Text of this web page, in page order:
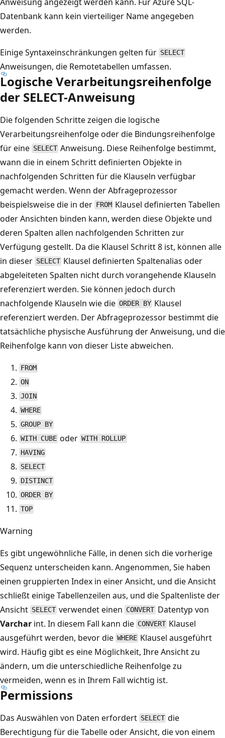
Datenbank kann kein vierteiliger Name angegeben
werden.
Einige Syntaxeinschränkungen gelten für SELECT
Anweisungen, die Remotetabellen umfassen.
Logische Verarbeitungsreihenfolge
der SELECT-Anweisung
Die folgenden Schritte zeigen die logische
Verarbeitungsreihenfolge oder die Bindungsreihenfolge
für eine SELECT Anweisung. Diese Reihenfolge bestimmt,
wann die in einem Schritt definierten Objekte in
nachfolgenden Schritten für die Klauseln verfügbar
gemacht werden. Wenn der Abfrageprozessor
beispielsweise die in der FROM Klausel definierten Tabellen
oder Ansichten binden kann, werden diese Objekte und
deren Spalten allen nachfolgenden Schritten zur
Verfügung gestellt. Da die Klausel Schritt 8 ist, können alle
in dieser SELECT Klausel definierten Spaltenalias oder
abgeleiteten Spalten nicht durch vorangehende Klauseln
referenziert werden. Sie können jedoch durch
nachfolgende Klauseln wie die ORDER BY Klausel
referenziert werden. Der Abfrageprozessor bestimmt die
tatsächliche physische Ausführung der Anweisung, und die
Reihenfolge kann von dieser Liste abweichen.
FROM
ON
JOIN
WHERE
GROUP BY
WITH CUBE oder WITH ROLLUP
HAVING
SELECT
DISTINCT
ORDER BY
TOP
Warning
Es gibt ungewöhnliche Fälle, in denen sich die vorherige
Sequenz unterscheiden kann. Angenommen, Sie haben
einen gruppierten Index in einer Ansicht, und die Ansicht
schließt einige Tabellenzeilen aus, und die Spaltenliste der
Ansicht SELECT verwendet einen CONVERT Datentyp von
Varchar int. In diesem Fall kann die CONVERT Klausel
ausgeführt werden, bevor die WHERE Klausel ausgeführt
wird. Häufig gibt es eine Möglichkeit, Ihre Ansicht zu
ändern, um die unterschiedliche Reihenfolge zu
vermeiden, wenn es in Ihrem Fall wichtig ist.
Permissions
Das Auswählen von Daten erfordert SELECT die
Berechtigung für die Tabelle oder Ansicht, die von einem